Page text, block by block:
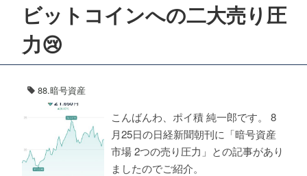
ビットコインへの二大売り圧
力😢
88.暗号資産
こんばんわ、ポイ積 純一郎です。 8
月25日の日経新聞朝刊に「暗号資産
市場 2つの売り圧力」との記事があり
ましたのでご紹介。